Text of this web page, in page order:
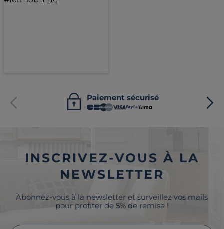
Paiement sécurisé
INSCRIVEZ-VOUS À LA
NEWSLETTER
Abonnez-vous à la newsletter et surveillez vos mails
pour profiter de 5% de remise !